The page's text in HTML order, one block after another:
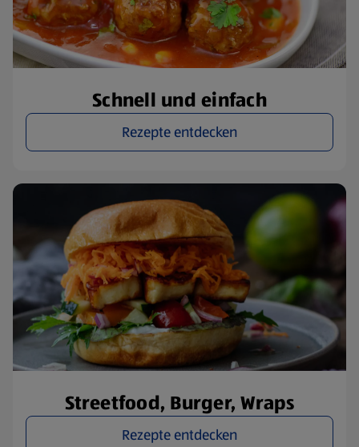
Schnell und einfach
Rezepte entdecken
Streetfood, Burger, Wraps
Rezepte entdecken